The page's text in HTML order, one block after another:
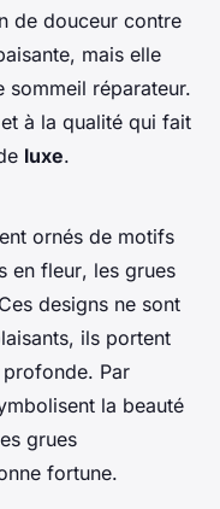
de douceur contre
mais elle
sommeil réparateur.
à la qualité qui fait
luxe.
ornés de motifs
en fleur, les grues
designs ne sont
ils portent
Par
la beauté
grues
fortune.